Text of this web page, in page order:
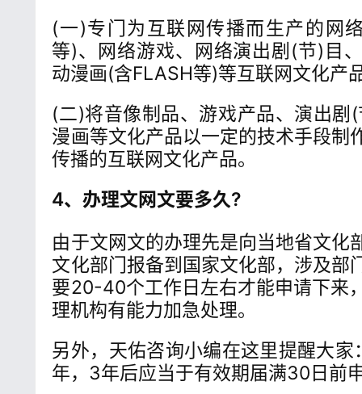
(一)专门为互联网传播而生产的网
等)、网络游戏、网络演出剧(节)目
动漫画(含FLASH等)等互联网文化产
(二)将音像制品、游戏产品、演出剧
漫画等文化产品以一定的技术手段制
传播的互联网文化产品。
4、办理文网文要多久?
由于文网文的办理先是向当地省文化
文化部门报备到国家文化部，涉及部
要20-40个工作日左右才能申请下来
理机构有能力加急处理。
另外，天佑咨询小编在这里提醒大
年，3年后应当于有效期届满30日前